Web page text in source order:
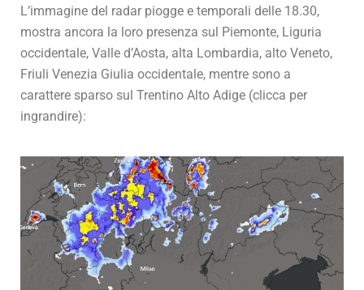
L’immagine del radar piogge e temporali delle 18.30,
mostra ancora la loro presenza sul Piemonte, Liguria
occidentale, Valle d’Aosta, alta Lombardia, alto Veneto,
Friuli Venezia Giulia occidentale, mentre sono a
carattere sparso sul Trentino Alto Adige (clicca per
ingrandire):